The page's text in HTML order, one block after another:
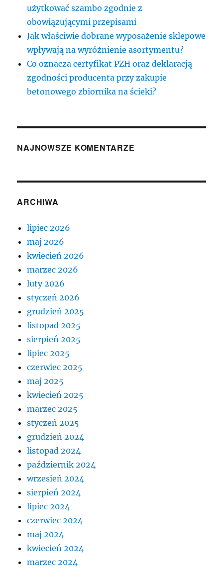
użytkować szambo zgodnie z
obowiązującymi przepisami
Jak właściwie dobrane wyposażenie sklepowe
wpływają na wyróżnienie asortymentu?
Co oznacza certyfikat PZH oraz deklaracją
zgodności producenta przy zakupie
betonowego zbiornika na ścieki?
NAJNOWSZE KOMENTARZE
ARCHIWA
lipiec 2026
maj 2026
kwiecień 2026
marzec 2026
luty 2026
styczeń 2026
grudzień 2025
listopad 2025
sierpień 2025
lipiec 2025
czerwiec 2025
maj 2025
kwiecień 2025
marzec 2025
styczeń 2025
grudzień 2024
listopad 2024
październik 2024
wrzesień 2024
sierpień 2024
lipiec 2024
czerwiec 2024
maj 2024
kwiecień 2024
marzec 2024